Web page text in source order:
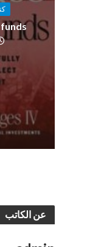
عن الكاتب